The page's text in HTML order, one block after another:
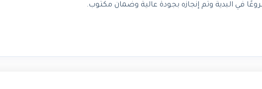
في البدية وتم إنجازه بجودة عالية وضمان مكتوب.